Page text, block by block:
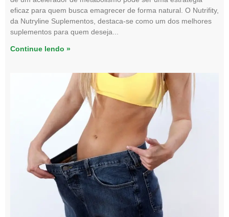
eficaz para quem busca emagrecer de forma natural. O Nutrifity,
da Nutryline Suplementos, destaca-se como um dos melhores
suplementos para quem deseja
Continue lendo »